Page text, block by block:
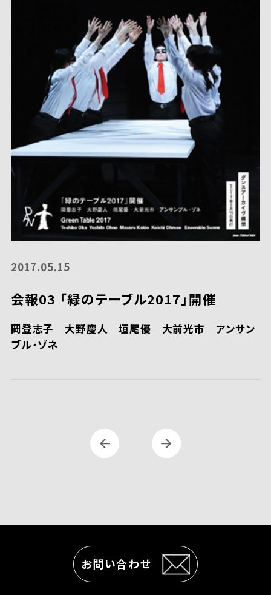
2017.05.15
会報03 「緑のテーブル2017」開催
岡登志子 大野慶人 垣尾優 大前光市 アンサン
ブル・ゾネ
お問い合わせ